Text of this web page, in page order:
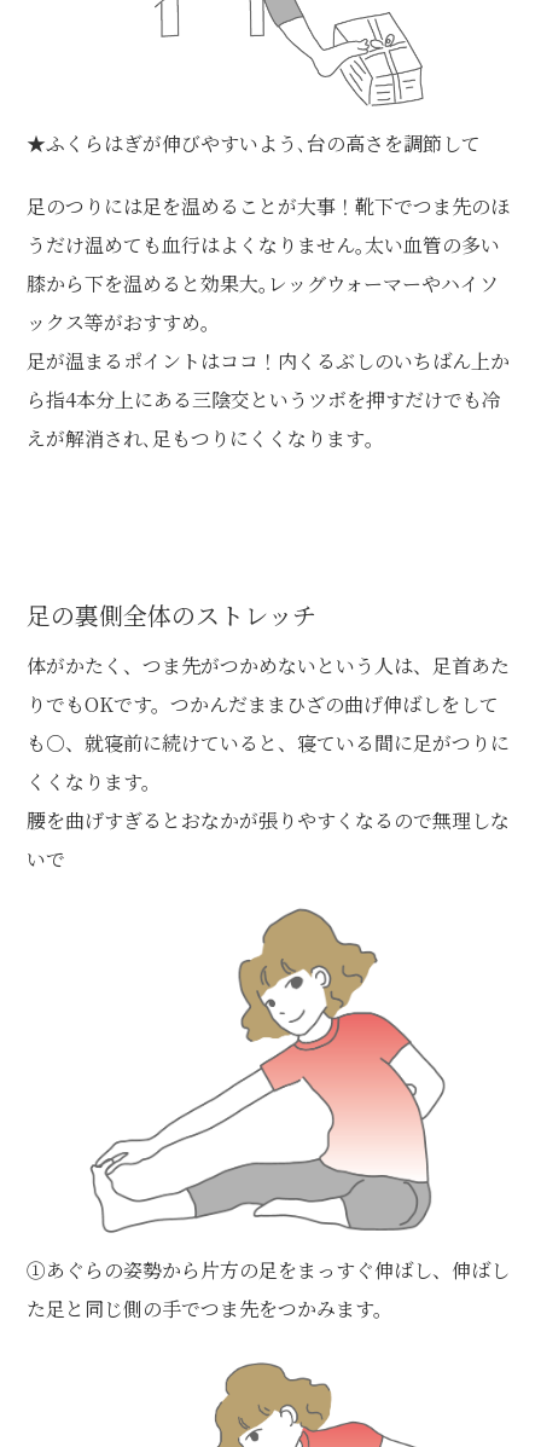
★ふくらはぎが伸びやすいよう､台の高さを調節して
足のつりには足を温めることが大事！靴下でつま先のほ
うだけ温めても血行はよくなりません｡太い血管の多い
膝から下を温めると効果大｡レッグウォーマーやハイソ
ックス等がおすすめ｡
足が温まるポイントはココ！内くるぶしのいちばん上か
ら指4本分上にある三陰交というツボを押すだけでも冷
えが解消され､足もつりにくくなります｡
足の裏側全体のストレッチ
体がかたく、つま先がつかめないという人は、足首あた
りでもOKです。つかんだままひざの曲げ伸ばしをして
も○、就寝前に続けていると、寝ている間に足がつりに
くくなります。
腰を曲げすぎるとおなかが張りやすくなるので無理しな
いで
①あぐらの姿勢から片方の足をまっすぐ伸ばし、伸ばし
た足と同じ側の手でつま先をつかみます。